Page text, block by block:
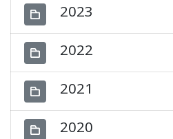
2023
2022
2021
2020